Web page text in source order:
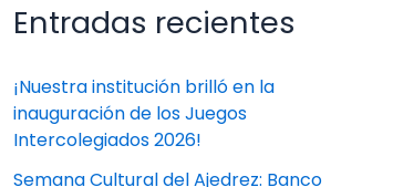
Entradas recientes
¡Nuestra institución brilló en la
inauguración de los Juegos
Intercolegiados 2026!
Semana Cultural del Ajedrez: Banco